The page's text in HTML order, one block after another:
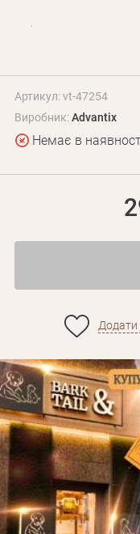
Артикул: vt-47254
Виробник:Advantix
Немає в
Додати
Особисті дані